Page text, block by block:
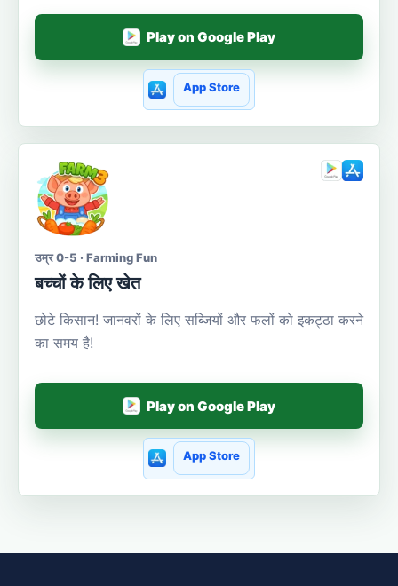
Play on Google Play
App Store
उम्र 0-5 · Farming Fun
बच्चों के लिए खेत
छोटे किसान! जानवरों के लिए सब्जियों और फलों को इकट्ठा करने
का समय है!
Play on Google Play
App Store